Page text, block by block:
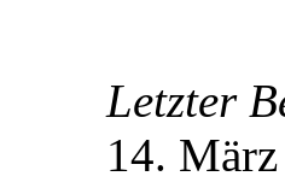
Letzter
14.